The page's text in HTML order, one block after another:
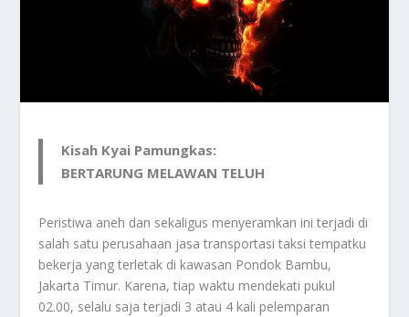
Kisah Kyai Pamungkas:
BERTARUNG MELAWAN TELUH
Peristiwa aneh dan sekaligus menyeramkan ini terjadi di
salah satu perusahaan jasa transportasi taksi tempatku
bekerja yang terletak di kawasan Pondok Bambu,
Jakarta Timur. Karena, tiap waktu mendekati pukul
02.00, selalu saja terjadi 3 atau 4 kali pelemparan